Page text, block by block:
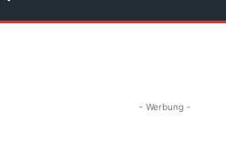
- Werbung -